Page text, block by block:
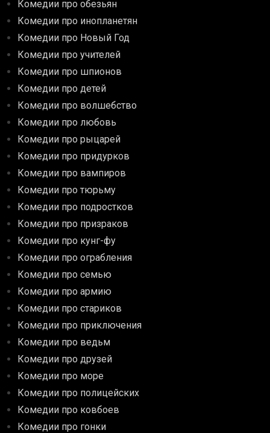
Комедии про обезьян
Комедии про инопланетян
Комедии про Новый Год
Комедии про учителей
Комедии про шпионов
Комедии про детей
Комедии про волшебство
Комедии про любовь
Комедии про рыцарей
Комедии про придурков
Комедии про вампиров
Комедии про тюрьму
Комедии про подростков
Комедии про призраков
Комедии про кунг-фу
Комедии про ограбления
Комедии про семью
Комедии про армию
Комедии про стариков
Комедии про приключения
Комедии про ведьм
Комедии про друзей
Комедии про море
Комедии про полицейских
Комедии про ковбоев
Комедии про гонки